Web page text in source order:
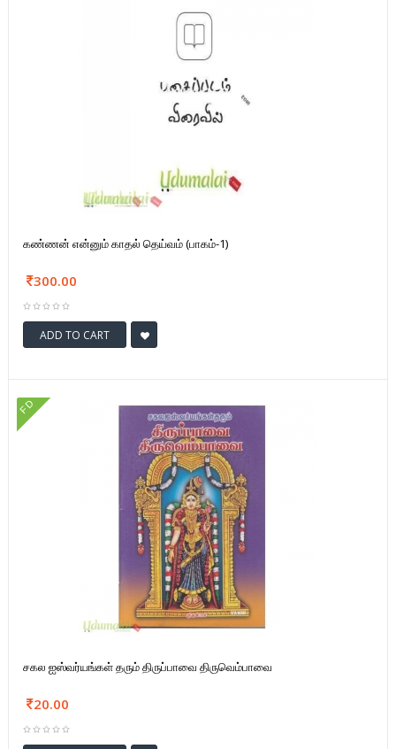
கண்ணன் என்னும் காதல் தெய்வம் (பாகம்-1)
300.00
ADD TO CART
FD
சகல ஐஸ்வர்யங்கள் தரும் திருப்பாவை திருவெம்பாவை
20.00